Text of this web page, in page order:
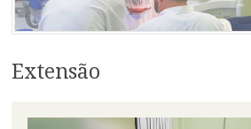
Extensão